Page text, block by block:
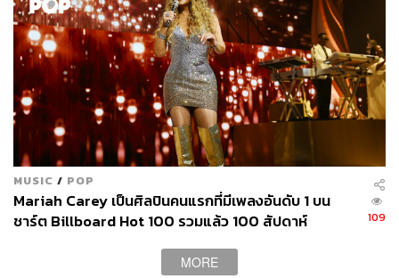
อย่างไรก็ตาม ที่บ้านเก่าไม่พบชั้นของเครื่องมือหินกะเทาะที่
จะเชื่อมโยงกับมนุษย์สายพันธุ์โฮโม อิเร็กตัส แต่กลับพบหลัก
ฐานที่สำคัญเช่นกันคือ ‘หม้อสามขา’ (Tripod pottery) ซึ่งเป็น
ภาชนะเด่นที่พบในสมัยหินใหม่ในเขตลุ่มน้ำเหลือง (ฮวงโห)
ในประเทศจีน เช่น วัฒนธรรมหยางเชา มีอายุ 7,000-5,000 ปี
มาแล้ว หรือวัฒนธรรมหลงซาน มีอายุ 5,000-4,000 ปีมาแล้ว
จากการค้นพบหม้อสามขาที่บ้านเก่าที่คล้ายกันกับวัฒนธรรม
MUSIC / POP
Mariah Carey เป็นศิลปินคนแรกที่มีเพลงอันดับ 1 บน
ชาร์ต Billboard Hot 100 รวมแล้ว 100 สัปดาห์
109
MORE